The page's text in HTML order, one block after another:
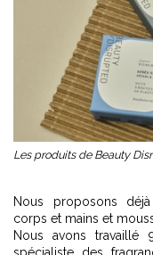
Les produits de Beauty
Nous proposons
corps et mains et
Nous avons travaillé